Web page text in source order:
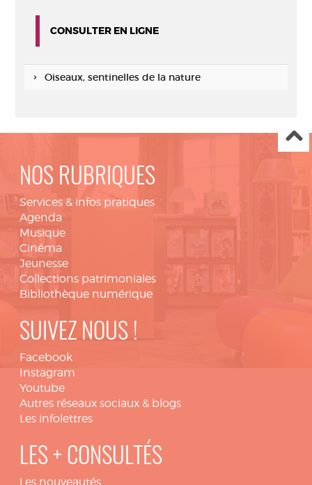
CONSULTER EN LIGNE
Oiseaux, sentinelles de la nature
NOS RUBRIQUES
Services & infos pratiques
Agenda
Musique
Cinéma
Jeunesse
Collections patrimoniales
Bibliothèque numérique
SUIVEZ NOUS !
Facebook
Instagram
Youtube
Autres réseaux sociaux & blogs
Les infolettres
LES + CONSULTÉS
Les nouveautés